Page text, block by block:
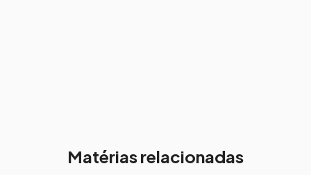
Matérias relacionadas